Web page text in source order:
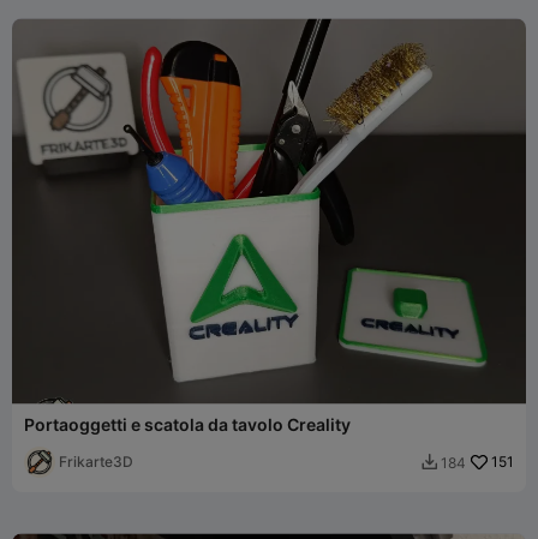
Portaoggetti e scatola da tavolo Creality
Frikarte3D  184 151